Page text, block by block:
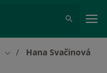
Změna města
Hana Svačinová